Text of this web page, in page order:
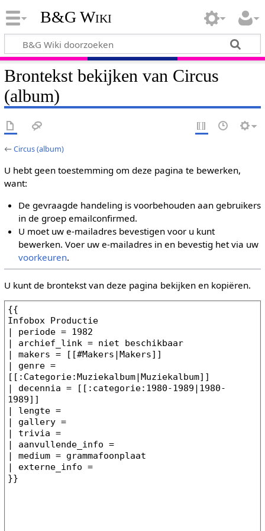
B&G Wiki
Brontekst bekijken van Circus
(album)
←Circus (album)
U hebt geen toestemming om deze pagina te bewerken,
want:
De gevraagde handeling is voorbehouden aan gebruikers
in de groep emailconfirmed.
U moet uw e-mailadres bevestigen voor u kunt
bewerken. Voer uw e-mailadres in en bevestig het via uw
voorkeuren.
U kunt de brontekst van deze pagina bekijken en kopiëren.